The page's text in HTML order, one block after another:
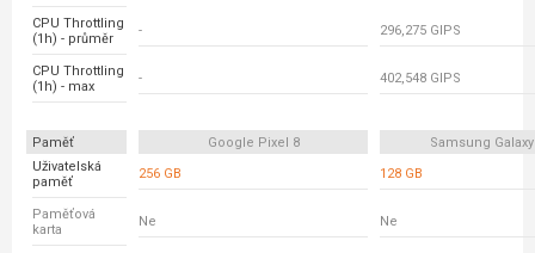
CPU Throttling
(1h) - průměr
- 296,275 GIPS
CPU Throttling
(1h) - max
- 402,548 GIPS
Paměť Google Pixel 8
Samsung Galaxy
Uživatelská
paměť
256 GB 128 GB
Paměťová
karta
Ne Ne